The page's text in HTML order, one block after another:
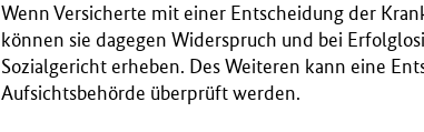
Wenn Versicherte mit einer Entscheidung der
können sie dagegen Widerspruch und bei
Sozialgericht erheben. Des Weiteren kann eine
Aufsichtsbehörde überprüft werden.